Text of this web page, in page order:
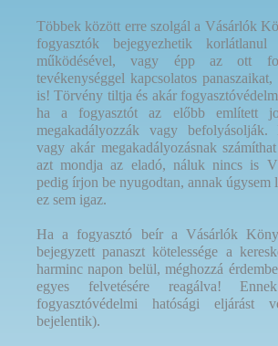
Többek között erre szolgál a Vásárlók
fogyasztók bejegyezhetik
működésével, vagy épp az ott
tevékenységgel kapcsolatos
is! Törvény tiltja és akár
ha a fogyasztót az előbb említett
megakadályozzák vagy befolyásolják.
vagy akár megakadályozásnak
azt mondja az eladó, náluk nincs is
pedig írjon be nyugodtan, annak úgysem
ez sem igaz.
Ha a fogyasztó beír a Vásárlók
bejegyzett panaszt kötelessége a
harminc napon belül, méghozzá
egyes felvetésére reagálva!
fogyasztóvédelmi hatósági
bejelentik).